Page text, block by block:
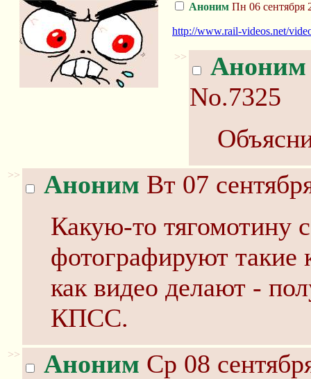
Аноним Пн 06 сентября
http://www.rail-videos.net/
>> Аноним
No.7325
>> Аноним Вт 07
Какую-то тягомотину
фотографируют такие
как видео делают -
КПСС.
>> Аноним Ср 08